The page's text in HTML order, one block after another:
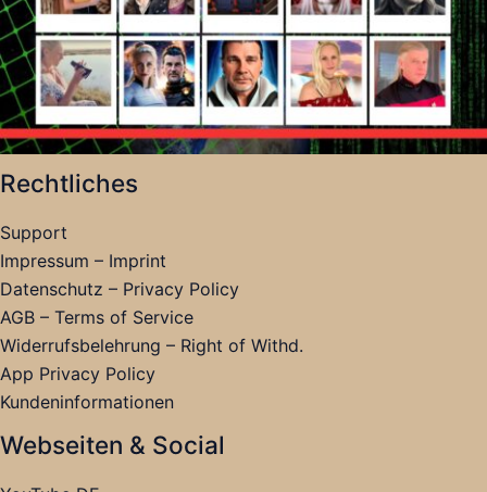
Rechtliches
Support
Impressum – Imprint
Datenschutz – Privacy Policy
AGB – Terms of Service
Widerrufsbelehrung – Right of Withd.
App Privacy Policy
Kundeninformationen
Webseiten & Social